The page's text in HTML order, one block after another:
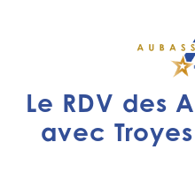
Le RDV des
avec